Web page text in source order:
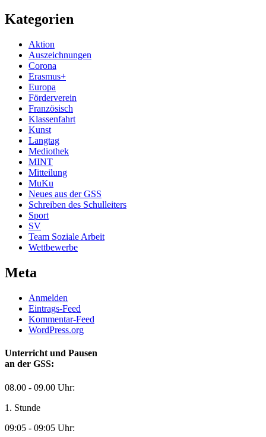
Kategorien
Aktion
Auszeichnungen
Corona
Erasmus+
Europa
Förderverein
Französisch
Klassenfahrt
Kunst
Langtag
Mediothek
MINT
Mitteilung
MuKu
Neues aus der GSS
Schreiben des Schulleiters
Sport
SV
Team Soziale Arbeit
Wettbewerbe
Meta
Anmelden
Eintrags-Feed
Kommentar-Feed
WordPress.org
Unterricht und Pausen
an der GSS:
08.00 - 09.00 Uhr:
1. Stunde
09:05 - 09:05 Uhr: